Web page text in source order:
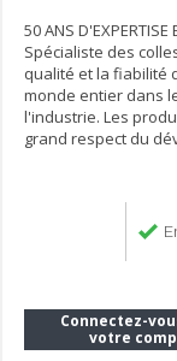
50 ANS D'EXPERTISE
Spécialiste des
qualité et la fiabilité
monde entier dans
l'industrie. Les
grand respect du
Connectez-
votre